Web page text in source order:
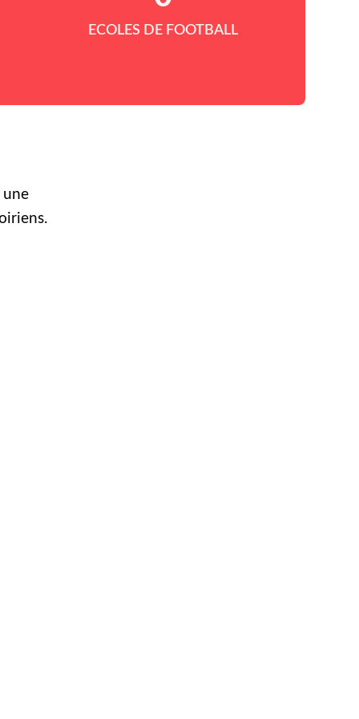
ECOLES DE FOOTBALL
une